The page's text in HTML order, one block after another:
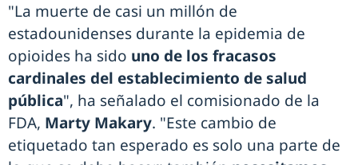
"La muerte de casi un millón de
estadounidenses durante la epidemia de
opioides ha sido uno de los fracasos
cardinales del establecimiento de salud
pública", ha señalado el comisionado de la
FDA, Marty Makary. "Este cambio de
etiquetado tan esperado es solo una parte de